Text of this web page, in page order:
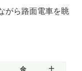
がら路面電車を眺
金 土